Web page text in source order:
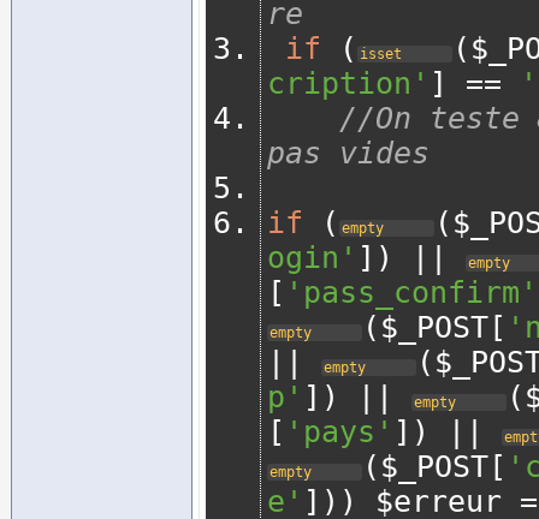
re
if
( isset (
cription' ] ==
//On teste
pas vides
if
( empty (
ogin' ]) empty
[ 'pass_confirm'
empty ( $_POST [
empty (
p' ]) empty (
[ 'pays' ])
empty ( $_POST [
e' ])) $erreur =